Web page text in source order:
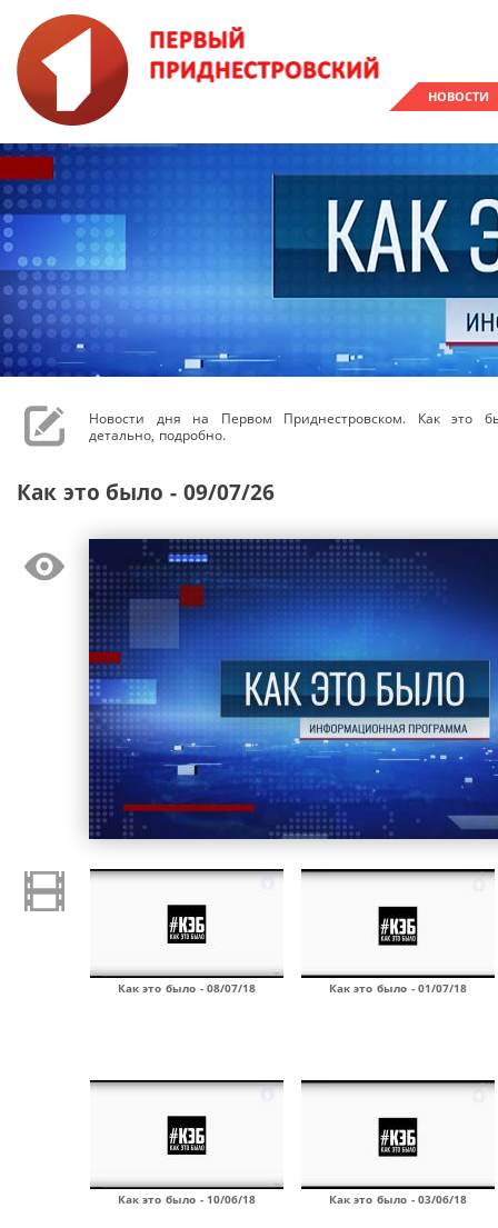
НОВОСТИ
Новости дня на Первом Приднестровском. Как это
детально, подробно.
Как это было - 09/07/26
Как это было - 08/07/18 Как это было - 01/07/18
Как это было - 10/06/18 Как это было - 03/06/18